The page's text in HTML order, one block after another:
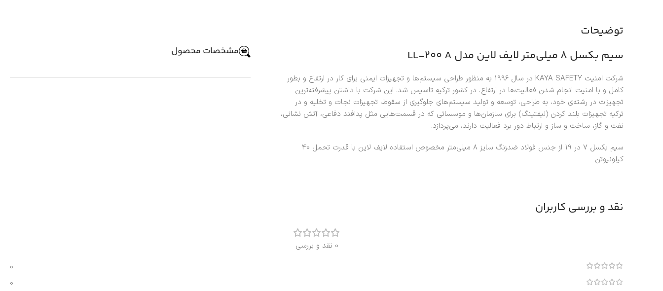
توضیحات
سیم بکسل 8 میلی‌متر لایف لاین مدل LL-200 A
شرکت امنیت KAYA SAFETY در سال 1996 به منظور طراحی سیستم‌ها و تجهیزات ایمنی برای کار در ارتفاع و بطور
کامل و با امنیت انجام شدن فعالیت‌ها در ارتفاع، در کشور ترکیه تاسیس شد. این شرکت با داشتن پیشرفته‌ترین
تجهیزات در رشته‌ی خود، به طراحی، توسعه و تولید سیستم‌های جلوگیری از سقوط، تجهیزات نجات و تخلیه و در
ترکیه تجهیزات بلند کردن (لیفتینگ) برای سازمان‌ها و موسساتی که در قسمت‌هایی مثل پدافند دفاعی، آتش نشانی،
نفت و گاز، ساخت و ساز و ارتباط دور برد فعالیت دارند، می‌پردازد.
سیم بکسل 7 در 19 از جنس فولاد ضدزنگ سایز 8 میلی‌متر مخصوص استفاده لایف لاین با قدرت تحمل 40
کیلونیوتن
مشخصات محصول
نقد و بررسی کاربران
0 نقد و بررسی
0
0